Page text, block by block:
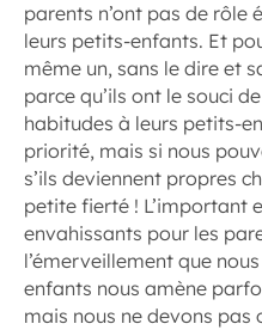
parents n’ont pas de rôle
leurs petits-enfants. Et
même un, sans le dire et
parce qu’ils ont le souci
habitudes à leurs petits-
priorité, mais si nous
s’ils deviennent propres
petite fierté ! L’important
envahissants pour les
l’émerveillement que
enfants nous amène
mais nous ne devons pas